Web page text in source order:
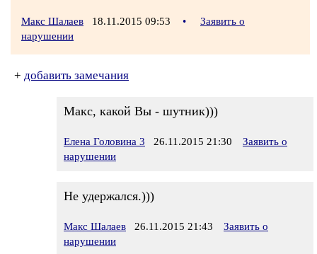
Макс Шалаев 18.11.2015 09:53 •
Заявить о
нарушении
+ добавить замечания
Макс, какой Вы - шутник)))
Елена Головина 3 26.11.2015 21:30
Заявить о
нарушении
Не удержался.)))
Макс Шалаев 26.11.2015 21:43
Заявить о
нарушении